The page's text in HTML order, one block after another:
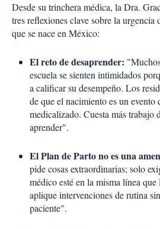
Desde su trinchera médica, la Dra.
tres reflexiones clave sobre la urgencia
que se nace en México:
El reto de desaprender:
escuela se sienten intimidados
a calificar su desempeño. Los
de que el nacimiento es un
medicalizado. Cuesta más trabajo
aprender".
El Plan de Parto no es una
pide cosas extraordinarias; solo
médico esté en la misma línea
aplique intervenciones de rutina
paciente".